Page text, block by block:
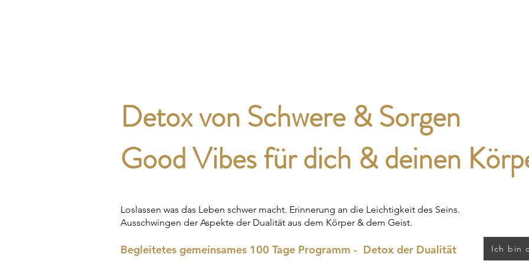
Detox von Schwere & Sorgen
Good Vibes für dich & deinen
Loslassen was das Leben schwer macht. Erinnerung an die Leichtigkeit des Seins.
Ausschwingen der Aspekte der Dualität aus dem Körper & dem Geist.
Begleitetes gemeinsames 100 Tage Programm - Detox der Dualität Ich bin